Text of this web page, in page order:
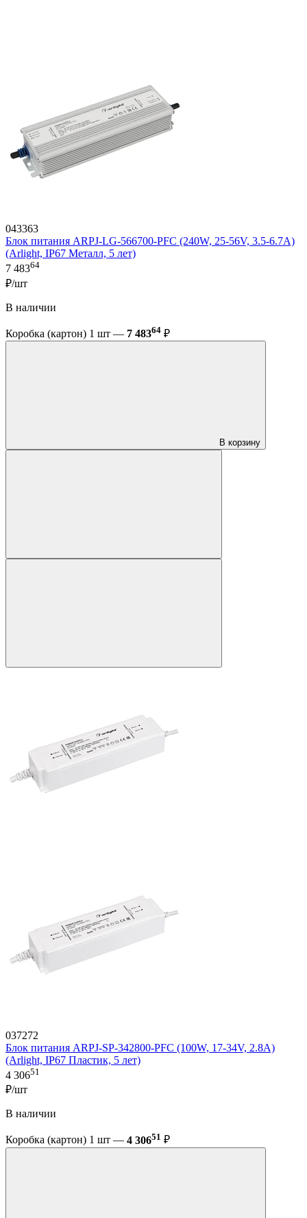
043363
Блок питания ARPJ-LG-566700-PFC (240W, 25-56V, 3.5-6.7A)
(Arlight, IP67 Металл, 5 лет)
7 48364
₽/шт
В наличии
Коробка (картон) 1 шт — 7 48364 ₽
В корзину
037272
Блок питания ARPJ-SP-342800-PFC (100W, 17-34V, 2.8A)
(Arlight, IP67 Пластик, 5 лет)
4 30651
₽/шт
В наличии
Коробка (картон) 1 шт — 4 30651 ₽